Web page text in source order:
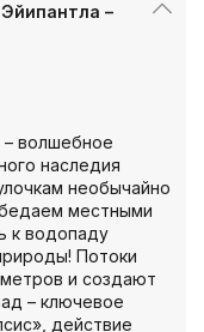
–
– волшебное
наследия
необычайно
местными
к водопаду
Потоки
и создают
– ключевое
действие